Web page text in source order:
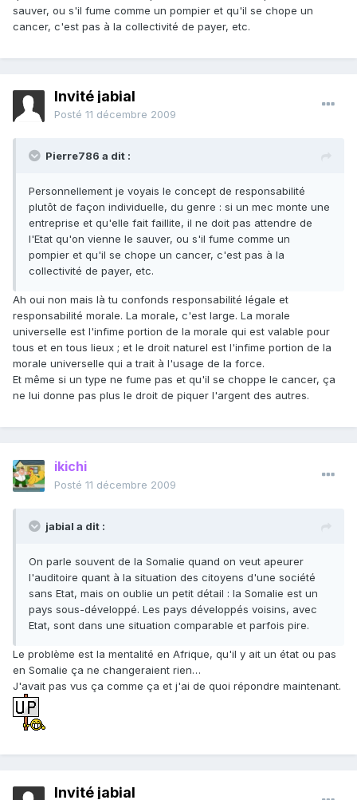
sauver, ou s'il fume comme un pompier et qu'il se chope un
cancer, c'est pas à la collectivité de payer, etc.
Invité jabial
Posté 11 décembre 2009
Pierre786 a dit :
Personnellement je voyais le concept de responsabilité
plutôt de façon individuelle, du genre : si un mec monte une
entreprise et qu'elle fait faillite, il ne doit pas attendre de
l'Etat qu'on vienne le sauver, ou s'il fume comme un
pompier et qu'il se chope un cancer, c'est pas à la
collectivité de payer, etc.
Ah oui non mais là tu confonds responsabilité légale et
responsabilité morale. La morale, c'est large. La morale
universelle est l'infime portion de la morale qui est valable pour
tous et en tous lieux ; et le droit naturel est l'infime portion de la
morale universelle qui a trait à l'usage de la force.
Et même si un type ne fume pas et qu'il se choppe le cancer, ça
ne lui donne pas plus le droit de piquer l'argent des autres.
ikichi
Posté 11 décembre 2009
jabial a dit :
On parle souvent de la Somalie quand on veut apeurer
l'auditoire quant à la situation des citoyens d'une société
sans Etat, mais on oublie un petit détail : la Somalie est un
pays sous-développé. Les pays développés voisins, avec
Etat, sont dans une situation comparable et parfois pire.
Le problème est la mentalité en Afrique, qu'il y ait un état ou pas
en Somalie ça ne changeraient rien…
J'avait pas vus ça comme ça et j'ai de quoi répondre maintenant.
Invité jabial